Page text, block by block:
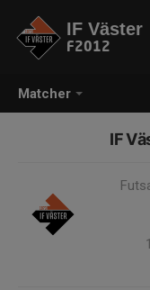
Matcher
IF Väster
F2012
IF